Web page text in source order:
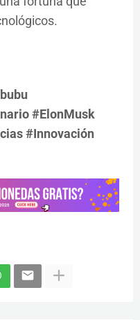
#ElonMusk
#Innovación